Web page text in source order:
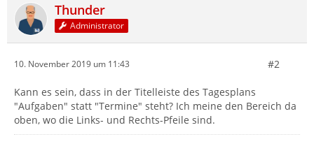
Thunder
Administrator
10. November 2019 um 11:43 #2
Kann es sein, dass in der Titelleiste des Tagesplans
"Aufgaben" statt "Termine" steht? Ich meine den Bereich da
oben, wo die Links- und Rechts-Pfeile sind.